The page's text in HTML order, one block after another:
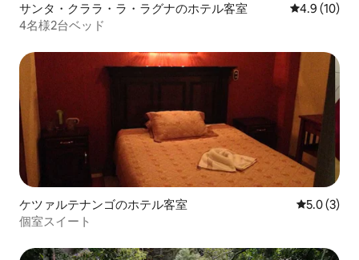
サンタ・クララ・ラ・ラグナのホテル客室 レビュー10
4.9 (10)
4名様2台ベッド
ケツァルテナンゴのホテル客室 レビュー3
5.0 (3)
個室スイート